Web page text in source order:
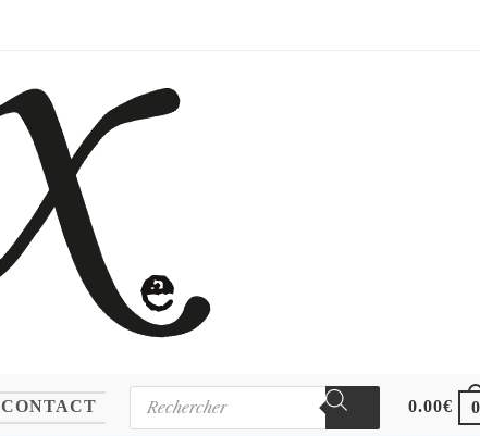
CONTACT
Recherche
de
produits
0.00€ 0